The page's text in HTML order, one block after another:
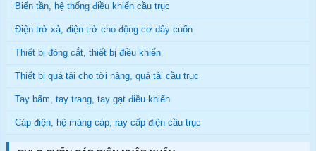
Biến tần, hệ thống điều khiển cầu trục
Điện trở xả, điện trở cho động cơ dây cuốn
Thiết bị đóng cắt, thiết bị điều khiển
Thiết bị quá tải cho tời nâng, quá tải cầu trục
Tay bấm, tay trang, tay gạt điều khiển
Cáp điện, hệ máng cáp, ray cấp điện cầu trục